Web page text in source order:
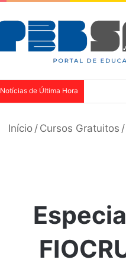
Notícias de Última Hora
Início / Cursos Gratuitos /